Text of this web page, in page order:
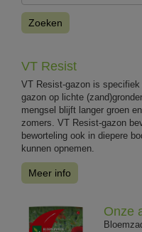
Zoeken
VT Resist
VT Resist-gazon is
gazon op lichte
mengsel blijft langer groen
zomers. VT Resist-gazon
beworteling ook in diepere
kunnen opnemen.
Meer info
Onze